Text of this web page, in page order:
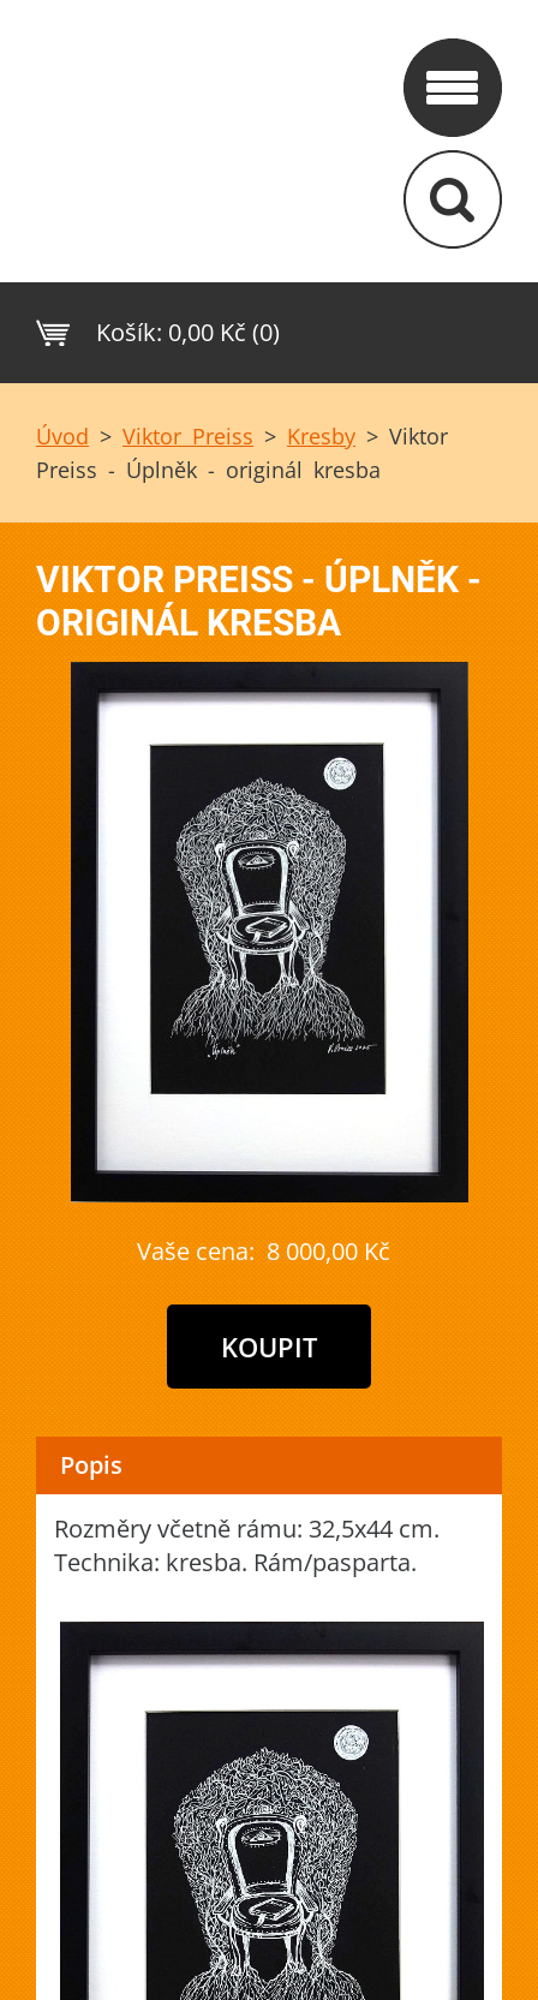
Košík: 0,00 Kč (0)
Úvod > Viktor Preiss > Kresby > Viktor
Preiss - Úplněk - originál kresba
VIKTOR PREISS - ÚPLNĚK -
ORIGINÁL KRESBA
Vaše cena: 8 000,00 Kč
Popis
Rozměry včetně rámu: 32,5x44 cm.
Technika: kresba. Rám/pasparta.